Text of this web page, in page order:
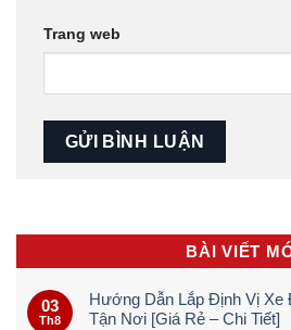
Trang web
BÀI VIẾT
03
Th8
Hướng Dẫn Lắp Định Vị
Tận Nơi [Giá Rẻ – Chi Tiết]